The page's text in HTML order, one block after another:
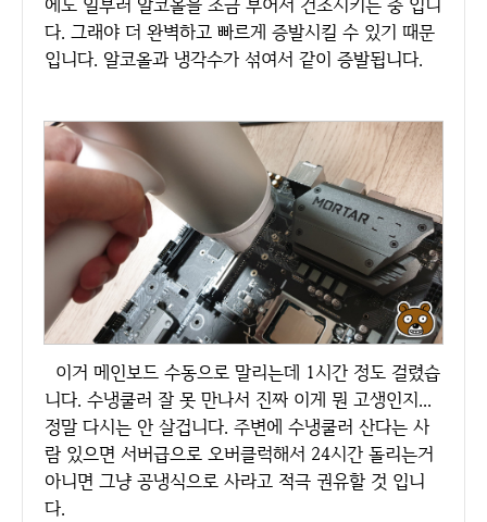
다. 그래야 더 완벽하고 빠르게 증발시킬 수 있기 때문
입니다. 알코올과 냉각수가 섞여서 같이 증발됩니다.
이거 메인보드 수동으로 말리는데 1시간 정도 걸렸습
니다. 수냉쿨러 잘 못 만나서 진짜 이게 뭔 고생인지...
정말 다시는 안 살겁니다. 주변에 수냉쿨러 산다는 사
람 있으면 서버급으로 오버클럭해서 24시간 돌리는거
아니면 그냥 공냉식으로 사라고 적극 권유할 것 입니
다.